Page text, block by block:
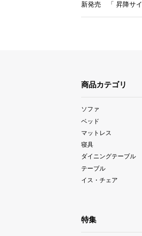
新発売 「 昇降サイ
商品カテゴリ
ソファ
ベッド
マットレス
寝具
ダイニングテーブル
テーブル
イス・チェア
特集